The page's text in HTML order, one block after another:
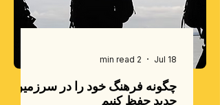
چگونه فرهنگ خود را در سرزمین
جدید حفظ کنیم
Jul 18
2 min read